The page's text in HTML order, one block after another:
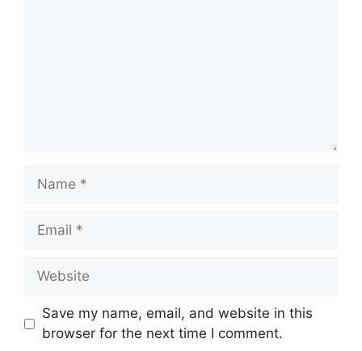
Name
Email
Website
Save my name, email, and website in this
browser for the next time I comment.